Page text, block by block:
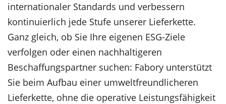
internationaler Standards und verbessern
kontinuierlich jede Stufe unserer Lieferkette.
Ganz gleich, ob Sie Ihre eigenen ESG-Ziele
verfolgen oder einen nachhaltigeren
Beschaffungspartner suchen: Fabory unterstützt
Sie beim Aufbau einer umweltfreundlicheren
Lieferkette, ohne die operative Leistungsfähigkeit